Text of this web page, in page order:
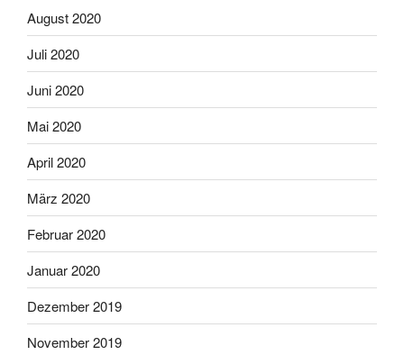
August 2020
Juli 2020
Juni 2020
Mai 2020
April 2020
März 2020
Februar 2020
Januar 2020
Dezember 2019
November 2019